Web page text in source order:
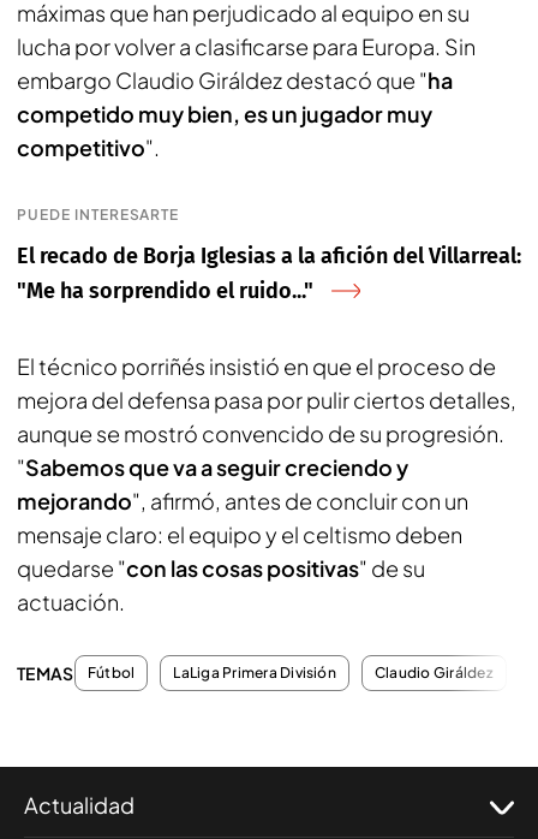
máximas que han perjudicado al equipo en su
lucha por volver a clasificarse para Europa. Sin
embargo Claudio Giráldez destacó que "ha
competido muy bien, es un jugador muy
competitivo".
PUEDE INTERESARTE
El recado de Borja Iglesias a la afición del Villarreal:
"Me ha sorprendido el ruido..."
El técnico porriñés insistió en que el proceso de
mejora del defensa pasa por pulir ciertos detalles,
aunque se mostró convencido de su progresión.
"Sabemos que va a seguir creciendo y
mejorando", afirmó, antes de concluir con un
mensaje claro: el equipo y el celtismo deben
quedarse "con las cosas positivas" de su
actuación.
TEMAS Fútbol LaLiga Primera División Claudio Giráldez
Actualidad